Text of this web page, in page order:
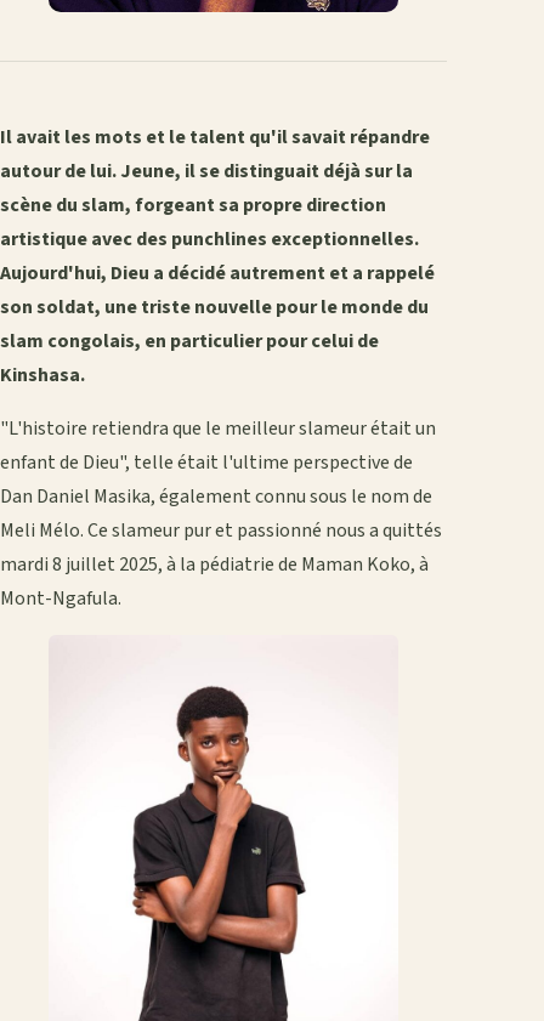
Il avait les mots et le talent qu'il savait répandre
autour de lui. Jeune, il se distinguait déjà sur la
scène du slam, forgeant sa propre direction
artistique avec des punchlines exceptionnelles.
Aujourd'hui, Dieu a décidé autrement et a rappelé
son soldat, une triste nouvelle pour le monde du
slam congolais, en particulier pour celui de
Kinshasa.
"L'histoire retiendra que le meilleur slameur était un
enfant de Dieu", telle était l'ultime perspective de
Dan Daniel Masika, également connu sous le nom de
Meli Mélo. Ce slameur pur et passionné nous a quittés
mardi 8 juillet 2025, à la pédiatrie de Maman Koko, à
Mont-Ngafula.